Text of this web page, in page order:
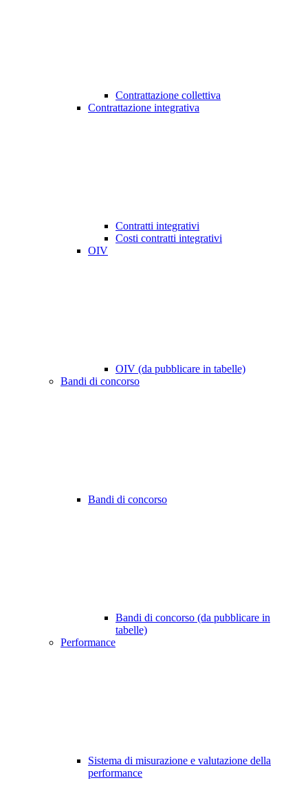
Contrattazione collettiva
Contrattazione integrativa
Contratti integrativi
Costi contratti integrativi
OIV
OIV (da pubblicare in tabelle)
Bandi di concorso
Bandi di concorso
Bandi di concorso (da pubblicare in
tabelle)
Performance
Sistema di misurazione e valutazione della
performance